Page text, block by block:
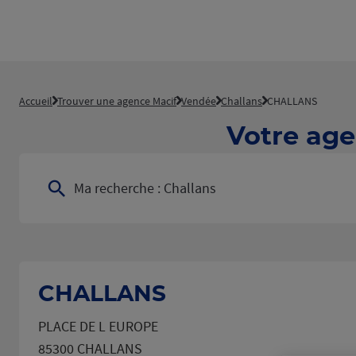
Accueil Trouver une agence Macif Vendée Challans CHALLANS
Votre
Ma recherche : Challans
CHALLANS
PLACE DE L EUROPE
85300 CHALLANS